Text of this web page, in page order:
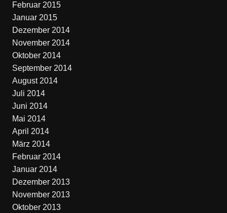
Februar 2015
Januar 2015
Dezember 2014
November 2014
Oktober 2014
September 2014
August 2014
Juli 2014
Juni 2014
Mai 2014
April 2014
März 2014
Februar 2014
Januar 2014
Dezember 2013
November 2013
Oktober 2013